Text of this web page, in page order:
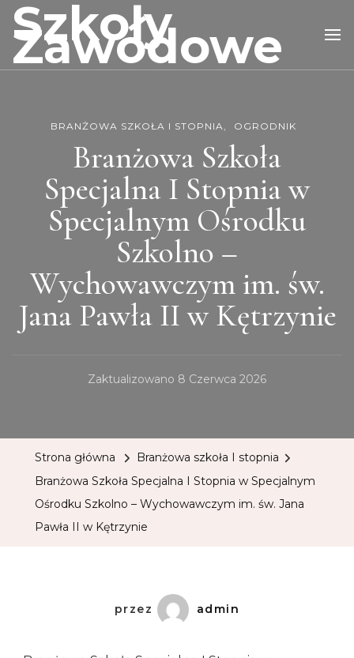
Szkoły
Zawodowe
BRANŻOWA SZKOŁA I STOPNIA OGRODNIK
Branżowa Szkoła
Specjalna I Stopnia w
Specjalnym Ośrodku
Szkolno –
Wychowawczym im. św.
Jana Pawła II w Kętrzynie
Zaktualizowano 8 Czerwca 2026
Strona główna
Branżowa szkoła I stopnia
Branżowa Szkoła Specjalna I Stopnia w Specjalnym
Ośrodku Szkolno – Wychowawczym im. św. Jana
Pawła II w Kętrzynie
przez admin